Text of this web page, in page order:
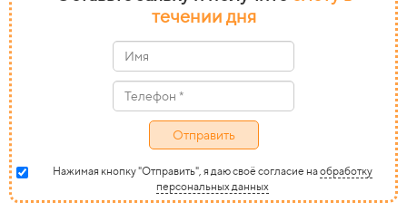
течении дня
Отправить
Нажимая кнопку "Отправить", я даю своё согласие наобработку
персональных данных